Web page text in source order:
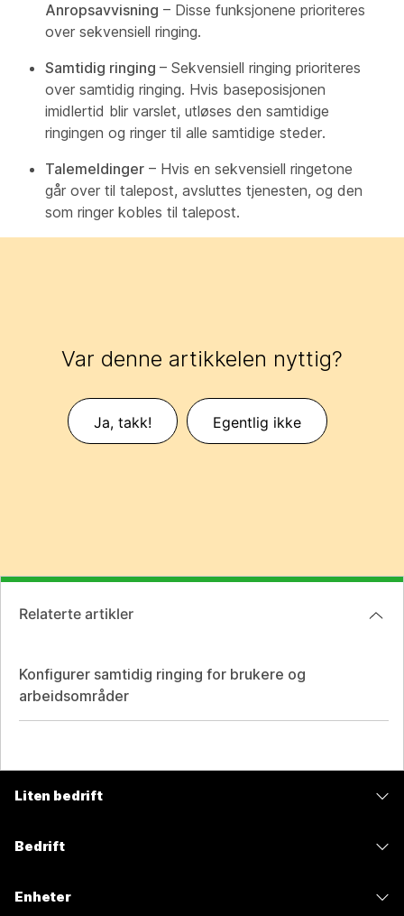
Anropsavvisning – Disse funksjonene prioriteres
over sekvensiell ringing.
Samtidig ringing – Sekvensiell ringing prioriteres
over samtidig ringing. Hvis baseposisjonen
imidlertid blir varslet, utløses den samtidige
ringingen og ringer til alle samtidige steder.
Talemeldinger – Hvis en sekvensiell ringetone
går over til talepost, avsluttes tjenesten, og den
som ringer kobles til talepost.
Var denne artikkelen nyttig?
Ja, takk! Egentlig ikke
Relaterte artikler
Konfigurer samtidig ringing for brukere og
arbeidsområder
Liten bedrift
Bedrift
Enheter